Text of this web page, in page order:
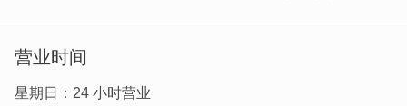
营业时间
星期日：24 小时营业